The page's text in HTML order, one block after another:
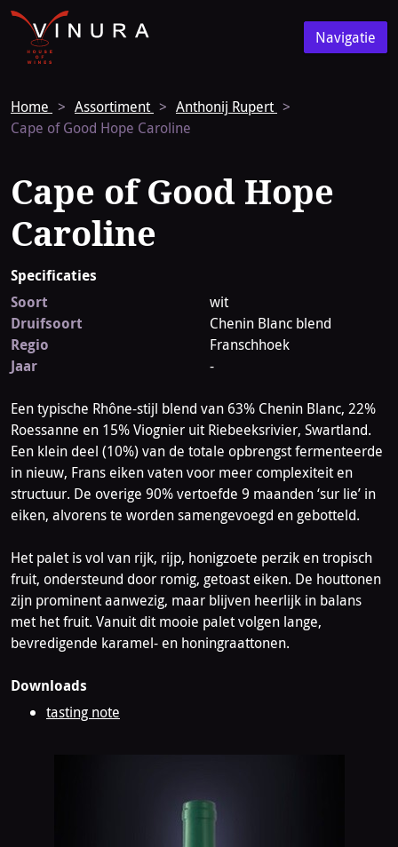
Vinura
Navigatie
Navigatie
Home Assortiment
Anthonij Rupert
Cape of Good Hope Caroline
Cape of Good Hope
Caroline
Specificaties
Soort
wit
Druifsoort
Chenin Blanc blend
Regio
Franschhoek
Jaar
-
Een typische Rhône-stijl blend van 63% Chenin Blanc, 22%
Roessanne en 15% Viognier uit Riebeeksrivier, Swartland.
Een klein deel (10%) van de totale opbrengst fermenteerde
in nieuw, Frans eiken vaten voor meer complexiteit en
structuur. De overige 90% vertoefde 9 maanden ‘sur lie’ in
eiken, alvorens te worden samengevoegd en gebotteld.
Het palet is vol van rijk, rijp, honigzoete perzik en tropisch
fruit, ondersteund door romig, getoast eiken. De houttonen
zijn prominent aanwezig, maar blijven heerlijk in balans
met het fruit. Vanuit dit mooie palet volgen lange,
bevredigende karamel- en honingraattonen.
Downloads
tasting note